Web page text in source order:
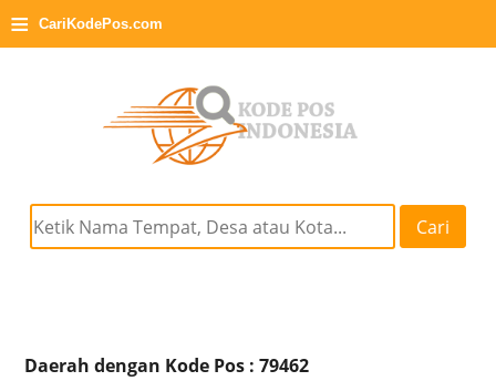
≡ CariKodePos.com
Cari
Daerah dengan Kode Pos : 79462